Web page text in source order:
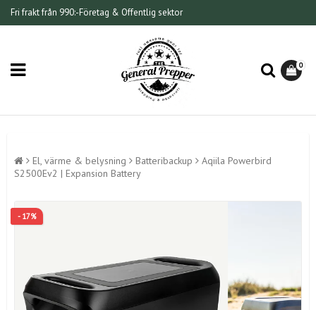
Fri frakt från 990:-Företag & Offentlig sektor
0
El, värme & belysning Batteribackup
Aqiila Powerbird
S2500Ev2 | Expansion Battery
- 17%